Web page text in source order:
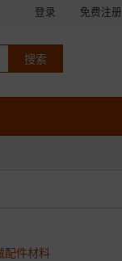
登录 免费注册
配件材料